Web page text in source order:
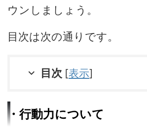
ウンしましょう。
目次は次の通りです。
目次 [表示]
・行動力について